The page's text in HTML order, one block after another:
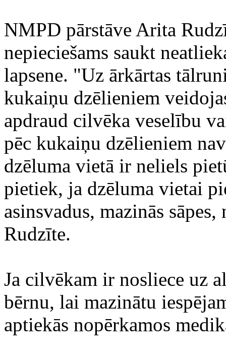
NMPD pārstāve Arita
nepieciešams saukt
lapsene. "Uz ārkārtas
kukaiņu dzēlieniem
apdraud cilvēka veselību
pēc kukaiņu dzēlieniem
dzēluma vietā ir neliels
pietiek, ja dzēluma vietai
asinsvadus, mazinās
Rudzīte.
Ja cilvēkam ir nosliece uz
bērnu, lai mazinātu
aptiekās nopērkamos